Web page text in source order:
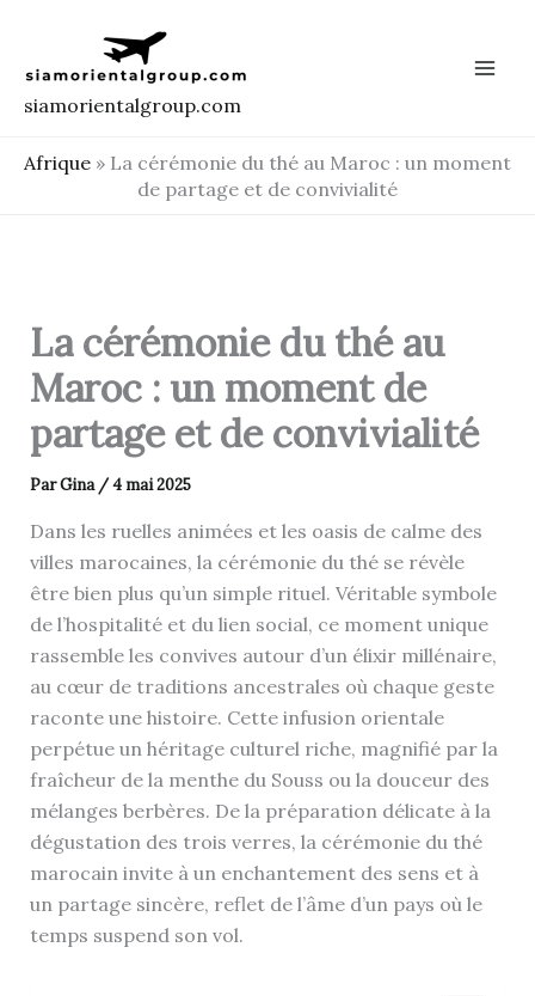
contenu
siamorientalgroup.com
Afrique » La cérémonie du thé au Maroc : un moment
de partage et de convivialité
La cérémonie du thé au
Maroc : un moment de
partage et de convivialité
ParGina /4 mai 2025
Dans les ruelles animées et les oasis de calme des
villes marocaines, la cérémonie du thé se révèle
être bien plus qu’un simple rituel. Véritable symbole
de l’hospitalité et du lien social, ce moment unique
rassemble les convives autour d’un élixir millénaire,
au cœur de traditions ancestrales où chaque geste
raconte une histoire. Cette infusion orientale
perpétue un héritage culturel riche, magnifié par la
fraîcheur de la menthe du Souss ou la douceur des
mélanges berbères. De la préparation délicate à la
dégustation des trois verres, la cérémonie du thé
marocain invite à un enchantement des sens et à
un partage sincère, reflet de l’âme d’un pays où le
temps suspend son vol.